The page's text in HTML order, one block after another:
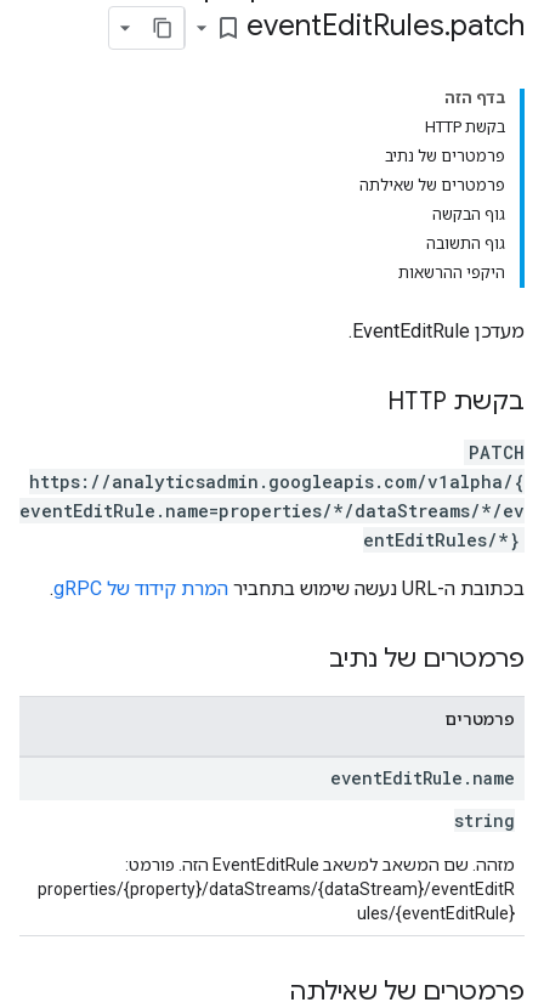
eventEditRules.patch
bookmark_border
בדף הזה
בקשת HTTP
פרמטרים של נתיב
פרמטרים של שאילתה
גוף הבקשה
גוף התשובה
היקפי ההרשאות
מעדכן EventEditRule.
בקשת HTTP
PATCH
https://analyticsadmin.googleapis.com/v1alpha/{
eventEditRule.name=properties/*/dataStreams/*/ev
entEditRules/*}
בכתובת ה-URL נעשה שימוש בתחביר המרת קידוד של gRPC .
פרמטרים של נתיב
פרמטרים
eventEditRule . name
string
מזהה. שם המשאב למשאב EventEditRule הזה. פורמט:
properties/{property}/dataStreams/{dataStream}/eventEditR
ules/{eventEditRule}
פרמטרים של שאילתה